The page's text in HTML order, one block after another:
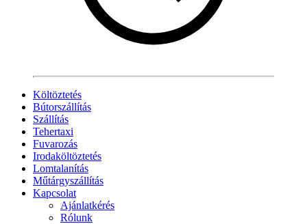
Költöztetés
Bútorszállítás
Szállítás
Tehertaxi
Fuvarozás
Irodaköltöztetés
Lomtalanítás
Műtárgyszállítás
Kapcsolat
Ajánlatkérés
Rólunk